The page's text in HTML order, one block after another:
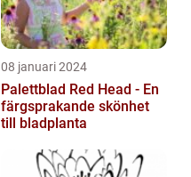
08 januari 2024
Palettblad Red Head - En
färgsprakande skönhet
till bladplanta